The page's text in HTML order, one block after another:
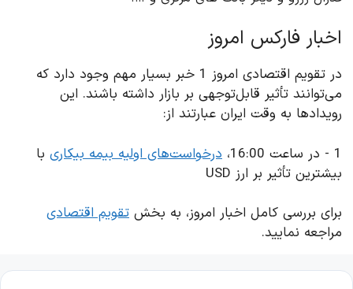
اخبار فارکس امروز
در تقویم اقتصادی امروز 1 خبر بسیار مهم وجود دارد که
می‌توانند تأثیر قابل‌توجهی بر بازار داشته باشند. این
رویدادها به وقت ایران عبارتند از:
1 - در ساعت 16:00،
درخواست‌های اولیه بیمه بیکاری با
بیشترین تأثیر بر ارز USD
برای بررسی کامل اخبار امروز، به بخش تقویم اقتصادی
مراجعه نمایید.